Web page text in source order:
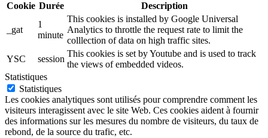
Cookie Durée Description
_gat
1
minute
This cookies is installed by Google Universal
Analytics to throttle the request rate to limit the
colllection of data on high traffic sites.
YSC
session
This cookies is set by Youtube and is used to track
the views of embedded videos.
Statistiques
Statistiques
Les cookies analytiques sont utilisés pour comprendre comment les
visiteurs interagissent avec le site Web. Ces cookies aident à fournir
des informations sur les mesures du nombre de visiteurs, du taux de
rebond, de la source du trafic, etc.